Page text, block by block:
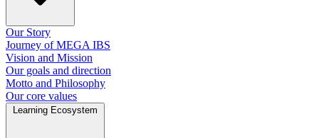
Our Story
Journey of MEGA IBS
Vision and Mission
Our goals and direction
Motto and Philosophy
Our core values
Learning Ecosystem